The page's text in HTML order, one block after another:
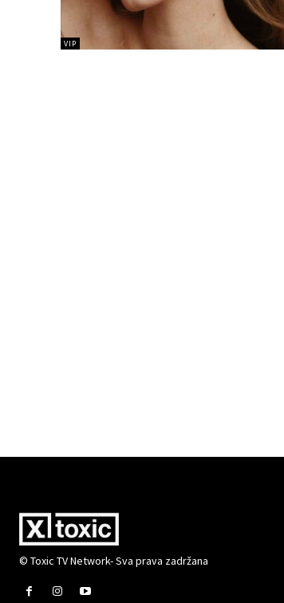
VIP
© Toxic TV Network- Sva prava zadržana